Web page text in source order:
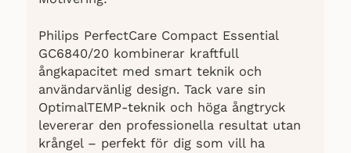
Philips PerfectCare Compact Essential
GC6840/20 kombinerar kraftfull
ångkapacitet med smart teknik och
användarvänlig design. Tack vare sin
OptimalTEMP-teknik och höga ångtryck
levererar den professionella resultat utan
krångel – perfekt för dig som vill ha